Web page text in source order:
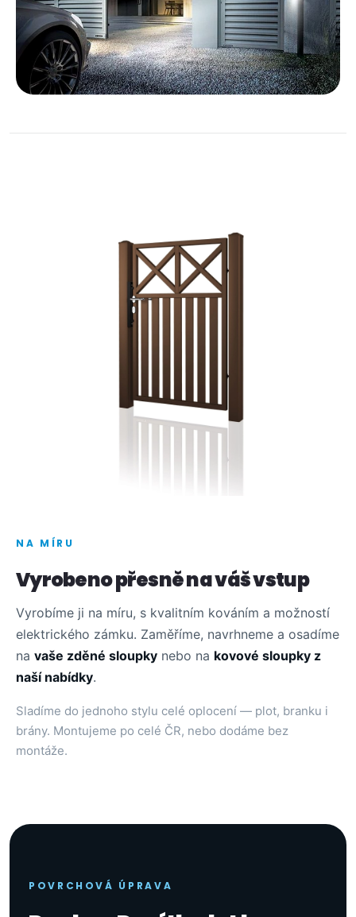
NA MÍRU
Vyrobeno přesně na váš vstup
Vyrobíme ji na míru, s kvalitním kováním a možností
elektrického zámku. Zaměříme, navrhneme a osadíme
na vaše zděné sloupky nebo na kovové sloupky z
naší nabídky.
Sladíme do jednoho stylu celé oplocení — plot, branku i
brány. Montujeme po celé ČR, nebo dodáme bez
montáže.
POVRCHOVÁ ÚPRAVA